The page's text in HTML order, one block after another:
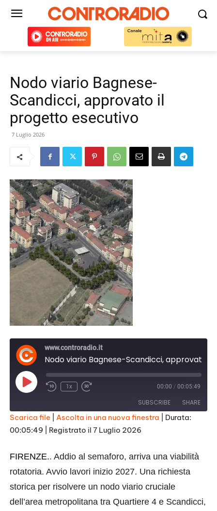
Nodo viario Bagnese-
Scandicci, approvato il
progetto esecutivo
7 Luglio 2026
www.controradio.it
Play
Episode
1x 00:00 / 00:05:49
SUBSCRIBE SHARE
SHARE
LINK
EMBED
Scarica file Ascolta in una nuova finestra
Durata:
00:05:49
Registrato il 7 Luglio 2026
FIRENZE.. Addio al semaforo, arriva una viabilità
rotatoria. Avvio lavori inizio 2027. Una richiesta
storica per risolvere un nodo viario cruciale
dell’area metropolitana tra Quartiere 4 e Scandicci,